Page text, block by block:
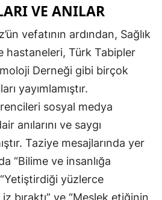
VE ANILAR
vefatının ardından, Sağlık
hastaneleri, Türk Tabipler
Derneği gibi birçok
yayımlamıştır.
sosyal medya
anılarını ve saygı
Taziye mesajlarında yer
“Bilime ve insanlığa
yüzlerce
bıraktı” ve “Meslek etiğinin